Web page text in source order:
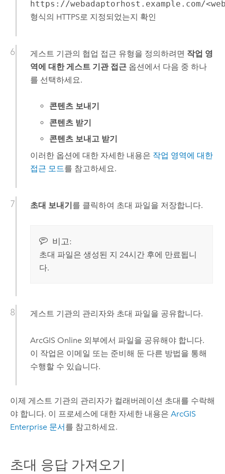
https://webadaptorhost.example.com/
형식의 HTTPS로 지정되었는지 확인
게스트 기관의 협업 접근 유형을 정의하려면 작업 영
역에 대한 게스트 기관 접근옵션에서 다음 중 하나
를 선택하세요.
콘텐츠 보내기
콘텐츠 받기
콘텐츠 보내고 받기
이러한 옵션에 대한 자세한 내용은 작업 영역에 대한
접근 모드를 참고하세요.
초대 보내기를 클릭하여 초대 파일을 저장합니다.
비고:
초대 파일은 생성된 지 24시간 후에 만료됩니
다.
게스트 기관의 관리자와 초대 파일을 공유합니다.
ArcGIS Online외부에서 파일을 공유해야 합니다.
이 작업은 이메일 또는 준비해 둔 다른 방법을 통해
수행할 수 있습니다.
이제 게스트 기관의 관리자가 컬래버레이션 초대를 수락해
야 합니다. 이 프로세스에 대한 자세한 내용은 ArcGIS
Enterprise문서를 참고하세요.
초대 응답 가져오기